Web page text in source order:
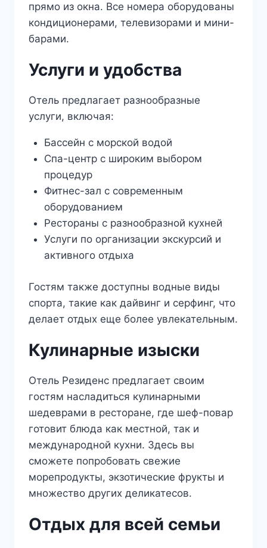
прямо из окна. Все номера оборудованы
кондиционерами, телевизорами и мини-
барами.
Услуги и удобства
Отель предлагает разнообразные
услуги, включая:
Бассейн с морской водой
Спа-центр с широким выбором
процедур
Фитнес-зал с современным
оборудованием
Рестораны с разнообразной кухней
Услуги по организации экскурсий и
активного отдыха
Гостям также доступны водные виды
спорта, такие как дайвинг и серфинг, что
делает отдых еще более увлекательным.
Кулинарные изыски
Отель Резиденс предлагает своим
гостям насладиться кулинарными
шедеврами в ресторане, где шеф-повар
готовит блюда как местной, так и
международной кухни. Здесь вы
сможете попробовать свежие
морепродукты, экзотические фрукты и
множество других деликатесов.
Отдых для всей семьи